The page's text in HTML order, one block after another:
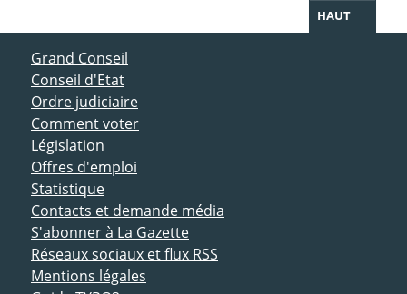
HAUT
ACCÈS DIRECT
Grand Conseil
Conseil d'Etat
Ordre judiciaire
Comment voter
Législation
Offres d'emploi
Statistique
Contacts et demande média
S'abonner à La Gazette
Réseaux sociaux et flux RSS
Mentions légales